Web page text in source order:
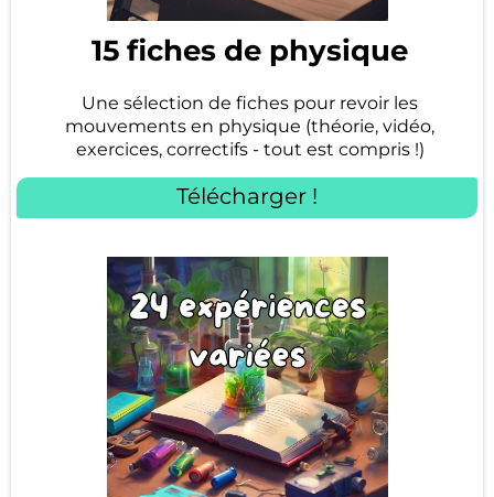
15 fiches de physique
Une sélection de fiches pour revoir les
mouvements en physique (théorie, vidéo,
exercices, correctifs - tout est compris !)
Télécharger !